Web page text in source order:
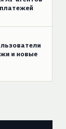
и новые